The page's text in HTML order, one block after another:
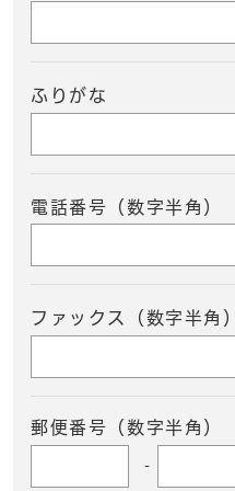
ふりがな
電話番号（数字半角）
ファックス（数字半角）
郵便番号（数字半角）
-